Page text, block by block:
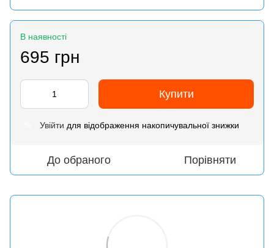
В наявності
695 грн
Купити
Увійти для відображення накопичувальної знижки
До обраного Порівняти